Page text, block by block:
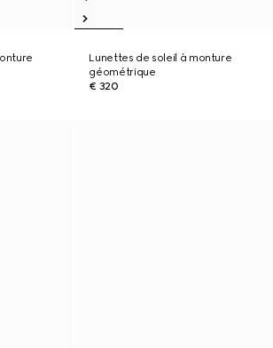
Lunettes de soleil à monture
géométrique
€ 320